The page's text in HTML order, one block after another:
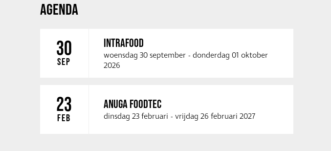
AGENDA
30
SEP
INTRAFOOD
woensdag 30 september - donderdag 01 oktober
2026
23
FEB
ANUGA FOODTEC
dinsdag 23 februari - vrijdag 26 februari 2027